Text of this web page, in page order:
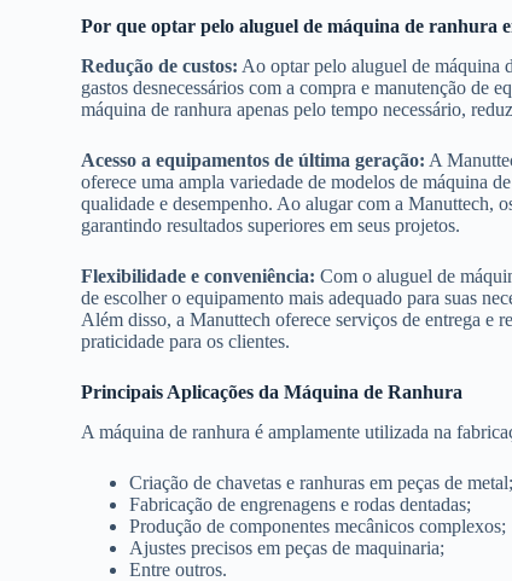
Por que optar pelo aluguel de máquina de ranhura
Redução de custos: Ao optar pelo aluguel de máquina
gastos desnecessários com a compra e manutenção de
máquina de ranhura apenas pelo tempo necessário,
Acesso a equipamentos de última geração: A
oferece uma ampla variedade de modelos de máquina
qualidade e desempenho. Ao alugar com a Manuttech,
garantindo resultados superiores em seus projetos.
Flexibilidade e conveniência: Com o aluguel de
de escolher o equipamento mais adequado para suas
Além disso, a Manuttech oferece serviços de entrega e
praticidade para os clientes.
Principais Aplicações da Máquina de Ranhura
A máquina de ranhura é amplamente utilizada na
Criação de chavetas e ranhuras em peças de metal;
Fabricação de engrenagens e rodas dentadas;
Produção de componentes mecânicos complexos;
Ajustes precisos em peças de maquinaria;
Entre outros.